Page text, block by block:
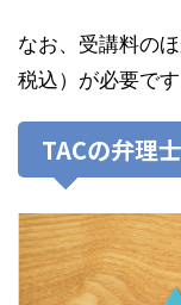
なお、受講料の
税込）が必要です
TACの弁理